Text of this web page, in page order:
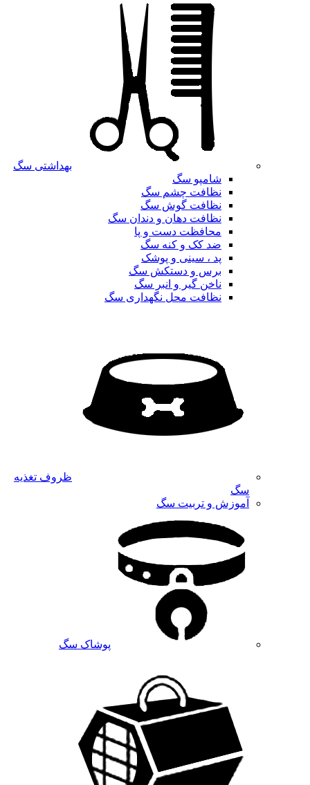
بهداشتی سگ
شامپو سگ
نظافت چشم سگ
نظافت گوش سگ
نظافت دهان و دندان سگ
محافظت دست و پا
ضد کک و کنه سگ
پد ، سینی و پوشک
برس و دستکش سگ
ناخن گیر و انبر سگ
نظافت محل نگهداری سگ
ظروف تغذیه
سگ
آموزش و تربیت سگ
پوشاک سگ